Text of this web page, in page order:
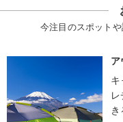
今注目のスポット
ア
キ